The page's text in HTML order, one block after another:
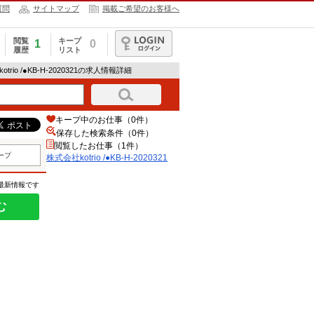
問 サイトマップ 掲載ご希望のお客様へ
閲覧
履歴
1
キープ
リスト
0
ログイン
/●KB-H-2020321の求人情報詳細
プ
新情報です
キープ中のお仕事（0件）
保存した検索条件（0件）
閲覧したお仕事（1件）
株式会社kotrio /●KB-H-2020321